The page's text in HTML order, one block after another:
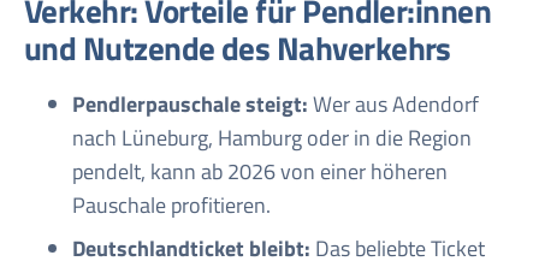
Verkehr: Vorteile für Pendler:innen
und Nutzende des Nahverkehrs
Pendlerpauschale steigt:Wer aus Adendorf
nach Lüneburg, Hamburg oder in die Region
pendelt, kann ab 2026 von einer höheren
Pauschale profitieren.
Deutschlandticket bleibt: Das beliebte Ticket